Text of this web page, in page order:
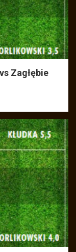
Zagłębie